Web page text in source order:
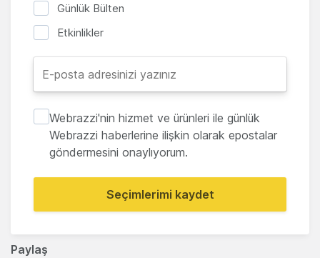
Paylaş
Günlük Bülten
Etkinlikler
Webrazzi'nin hizmet ve ürünleri ile günlük
Webrazzi haberlerine ilişkin olarak epostalar
göndermesini onaylıyorum.
Seçimlerimi kaydet